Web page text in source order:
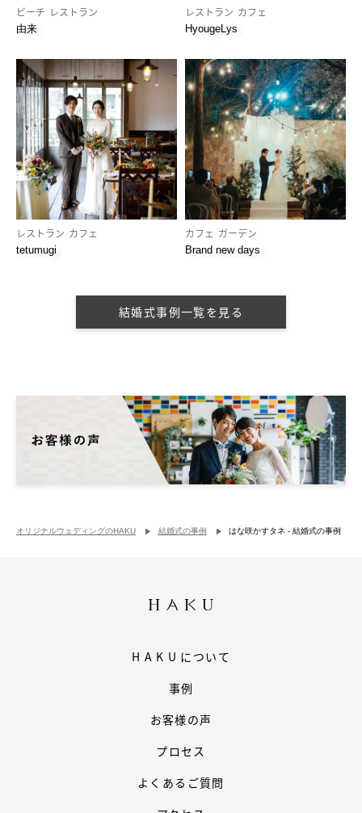
ビーチ レストラン
由来
レストラン カフェ
HyougeLys
レストラン カフェ
tetumugi
カフェ ガーデン
Brand new days
結婚式事例一覧を見る
オリジナルウェディングのHAKU 結婚式の事例 はな咲かすタネ - 結婚式の事例
HAKU について
事例
お客様の声
プロセス
よくあるご質問